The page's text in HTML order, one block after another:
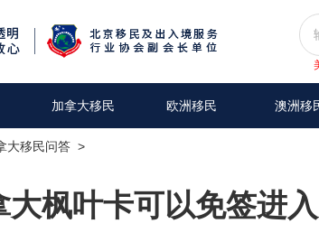
加拿大移民 欧洲移民 澳洲移
大移民问答 >
大枫叶卡可以免签进